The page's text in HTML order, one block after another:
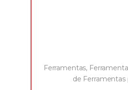
Ferramentas,
de Ferramentas